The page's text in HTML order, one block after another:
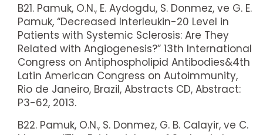
B21. Pamuk, O.N., E. Aydogdu, S. Donmez, ve G. E.
Pamuk, “Decreased Interleukin-20 Level in
Patients with Systemic Sclerosis: Are They
Related with Angiogenesis?” 13th International
Congress on Antiphospholipid Antibodies&4th
Latin American Congress on Autoimmunity,
Rio de Janeiro, Brazil, Abstracts CD, Abstract:
P3-62, 2013.
B22. Pamuk, O.N., S. Donmez, G. B. Calayir, ve C.